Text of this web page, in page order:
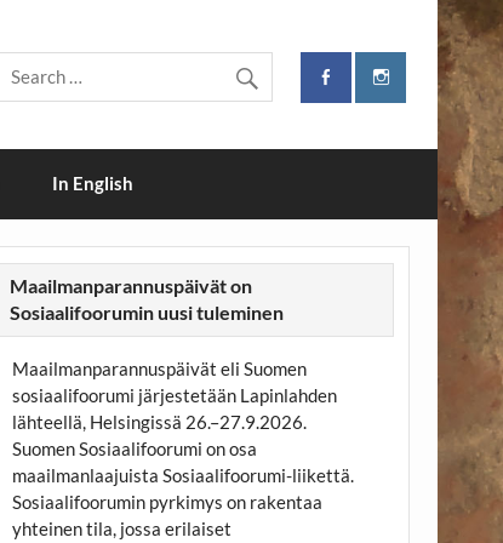
In English
Maailmanparannuspäivät on
Sosiaalifoorumin uusi tuleminen
Maailmanparannuspäivät eli Suomen
sosiaalifoorumi järjestetään Lapinlahden
lähteellä, Helsingissä 26.–27.9.2026.
Suomen Sosiaalifoorumi on osa
maailmanlaajuista Sosiaalifoorumi-liikettä.
Sosiaalifoorumin pyrkimys on rakentaa
yhteinen tila, jossa erilaiset